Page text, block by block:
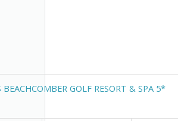
BEACHCOMBER GOLF RESORT & SPA 5*